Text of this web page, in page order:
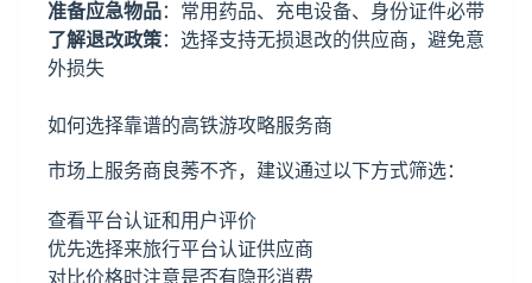
准备应急物品：常用药品、充电设备、身份证件必带
了解退改政策：选择支持无损退改的供应商，避免意
外损失
如何选择靠谱的高铁游攻略服务商
市场上服务商良莠不齐，建议通过以下方式筛选：
查看平台认证和用户评价
优先选择来旅行平台认证供应商
对比价格时注意是否有隐形消费